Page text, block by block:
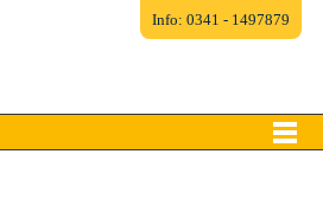
Info: 0341 - 1497879